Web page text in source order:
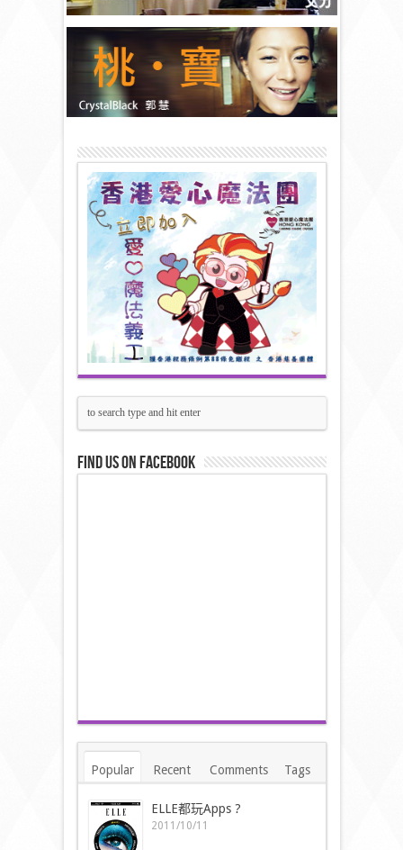
Find us on Facebook
Popular Recent Comments Tags
ELLE都玩Apps ?
2011/10/11